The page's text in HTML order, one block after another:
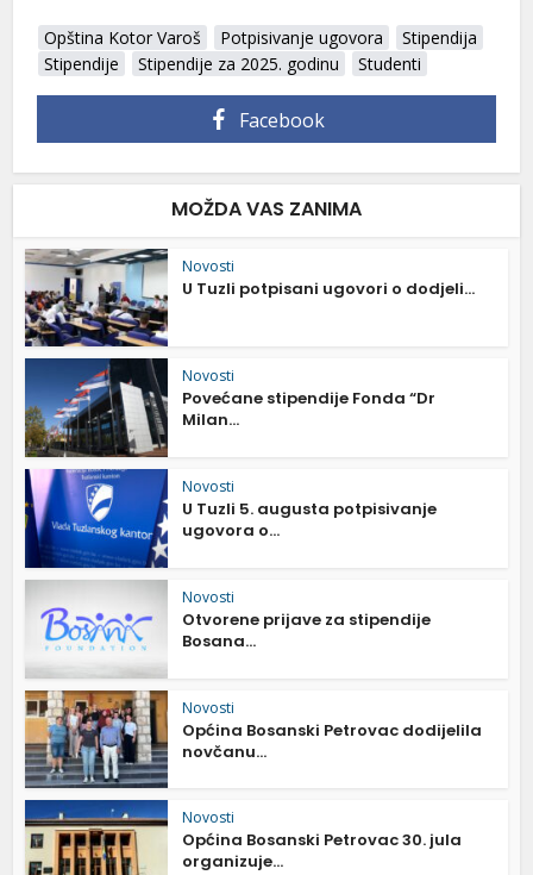
Opština Kotor Varoš Potpisivanje ugovora
Stipendija
Stipendije
Stipendije za 2025. godinu Studenti
Facebook
MOŽDA VAS ZANIMA
Novosti
U Tuzli potpisani ugovori o dodjeli...
Novosti
Povećane stipendije Fonda “Dr
Milan...
Novosti
U Tuzli 5. augusta potpisivanje
ugovora o...
Novosti
Otvorene prijave za stipendije
Bosana...
Novosti
Općina Bosanski Petrovac dodijelila
novčanu...
Novosti
Općina Bosanski Petrovac 30. jula
organizuje...